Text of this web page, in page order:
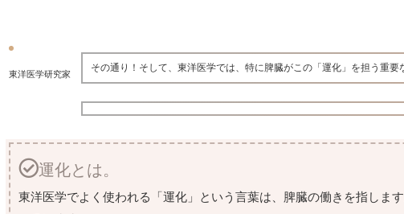
東洋医学研究家
その通り！そして、東洋医学では、特に脾臓がこの「運化」を担う重要
運化とは。
東洋医学でよく使われる「運化」という言葉は、脾臓の働きを指しま